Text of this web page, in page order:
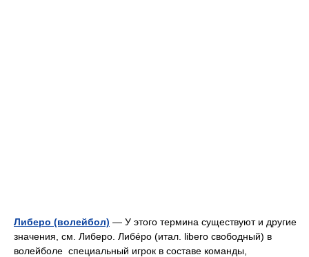
Либеро (волейбол) — У этого термина существуют и другие
значения, см. Либеро. Либéро (итал. libero свободный) в
волейболе специальный игрок в составе команды,